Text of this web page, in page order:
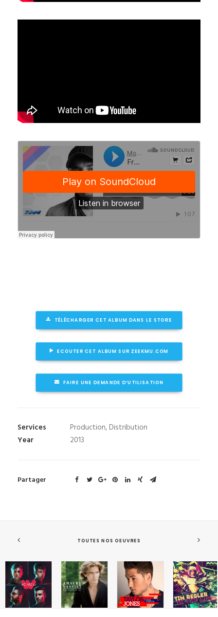
TÉLÉCHARGER CET ALBUM DANS LE STORE
ECOUTER CET ALBUM SUR ZEEKMU.COM
FAIRE UNE DEMANDE D’UTILISATION
Services
Production, Distribution
Year
2013
Partager
TOUTES NOS OEUVRES